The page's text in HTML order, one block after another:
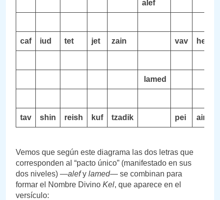
alef
caf iud tet jet zain vav hei
lamed
tav shin reish kuf tzadik pei ain
Vemos que según este diagrama las dos letras que
corresponden al “pacto único” (manifestado en sus
dos niveles) —alefy lamed— se combinan para
formar el Nombre Divino Kel, que aparece en el
versículo: